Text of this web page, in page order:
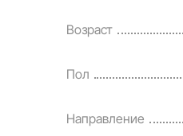
Возраст
Пол
Направление